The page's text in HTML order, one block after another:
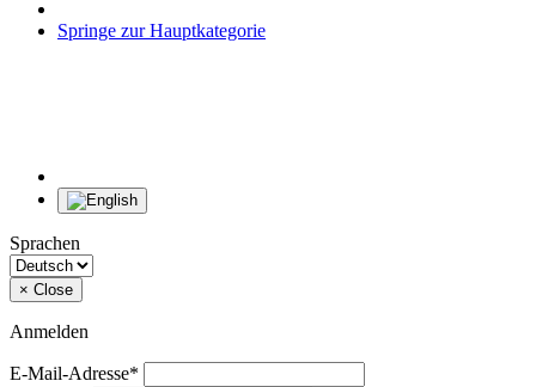
Springe zur Hauptkategorie
Sprachen
× Close
Anmelden
E-Mail-Adresse*